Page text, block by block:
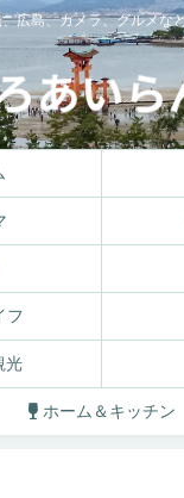
広島、カメラ、グルメな
フ
光
ホーム＆キッチン